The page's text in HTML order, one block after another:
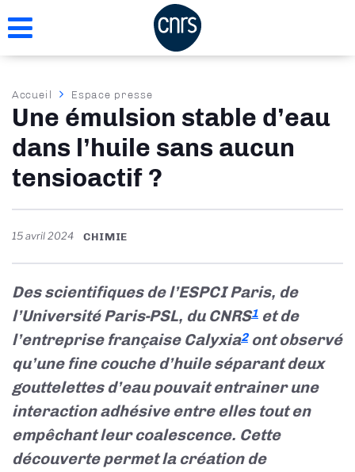
au
Fil
d'Ariane
Accueil Espace presse
Une émulsion stable d’eau
dans l’huile sans aucun
tensioactif ?
15 avril 2024 CHIMIE
Des scientifiques de l’ESPCI Paris, de
l’Université Paris-PSL, du CNRS1 et de
l’entreprise française Calyxia2 ont observé
qu’une fine couche d’huile séparant deux
gouttelettes d’eau pouvait entrainer une
interaction adhésive entre elles tout en
empêchant leur coalescence. Cette
découverte permet la création de